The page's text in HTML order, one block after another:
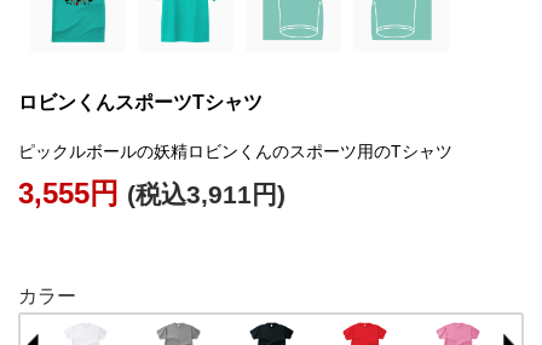
ロビンくんスポーツTシャツ
ピックルボールの妖精ロビンくんのスポーツ用のTシャツ
3,555円 (税込3,911円)
カラー